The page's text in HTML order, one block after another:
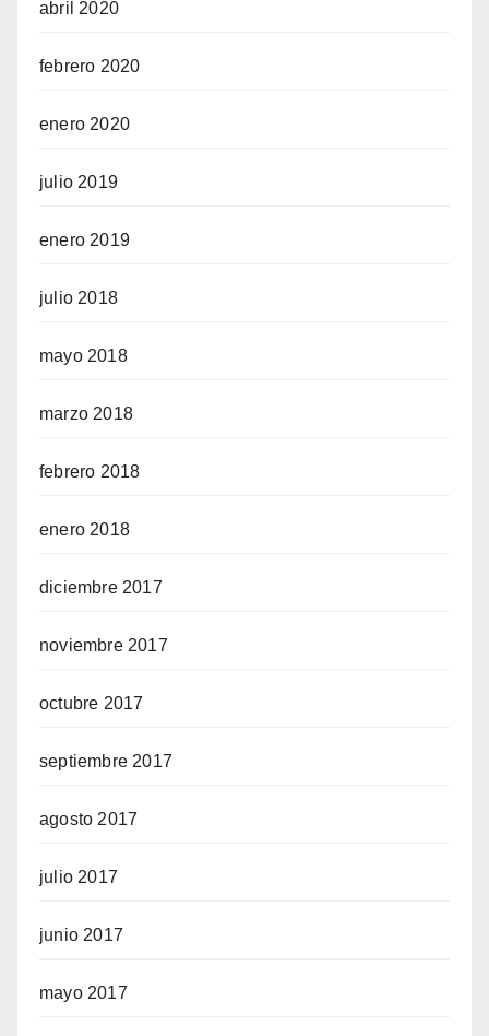
abril 2020
febrero 2020
enero 2020
julio 2019
enero 2019
julio 2018
mayo 2018
marzo 2018
febrero 2018
enero 2018
diciembre 2017
noviembre 2017
octubre 2017
septiembre 2017
agosto 2017
julio 2017
junio 2017
mayo 2017